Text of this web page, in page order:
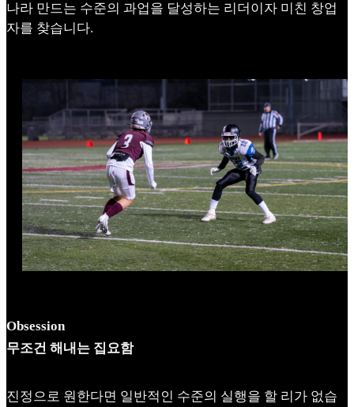
나라 만드는 수준의 과업을 달성하는 리더이자 미친 창업
자를 찾습니다.
Obsession
무조건 해내는 집요함
진정으로 원한다면 일반적인 수준의 실행을 할 리가 없습